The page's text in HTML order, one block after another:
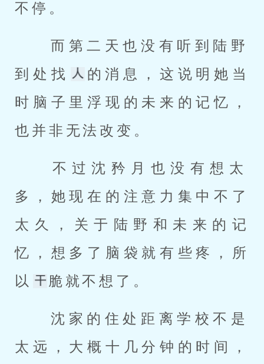
不停。
到处找
的消息，这说明她当
时脑子里浮现的未来的记忆，
也并非无法改变。
多，她现在的注意力集中不了
太久，关于陆野和未来的记
忆，想多了脑袋就有些疼，所
以
脆就不想了。
太远，大概十几分钟的时间，